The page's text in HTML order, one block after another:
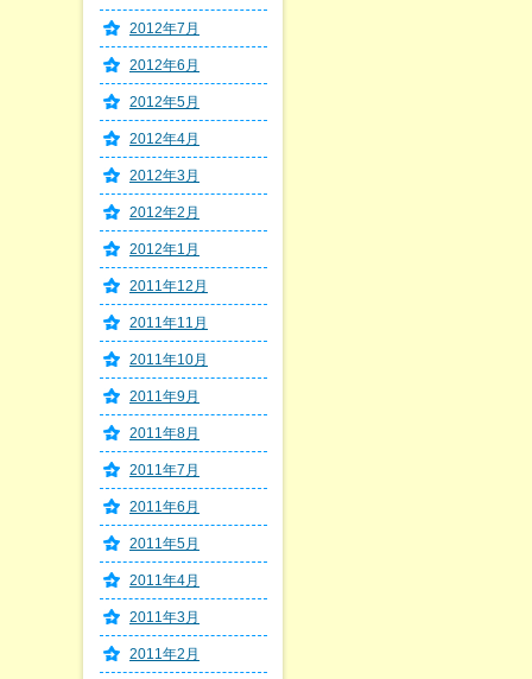
2012年7月
2012年6月
2012年5月
2012年4月
2012年3月
2012年2月
2012年1月
2011年12月
2011年11月
2011年10月
2011年9月
2011年8月
2011年7月
2011年6月
2011年5月
2011年4月
2011年3月
2011年2月